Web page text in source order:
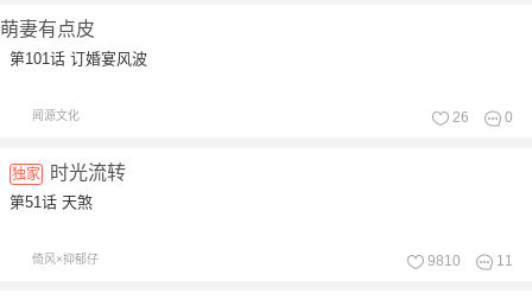
萌妻有点皮
第101话 订婚宴风波
闻源文化 26 0
独家 时光流转
第51话 天煞
倚风×抑郁仔 9810 11